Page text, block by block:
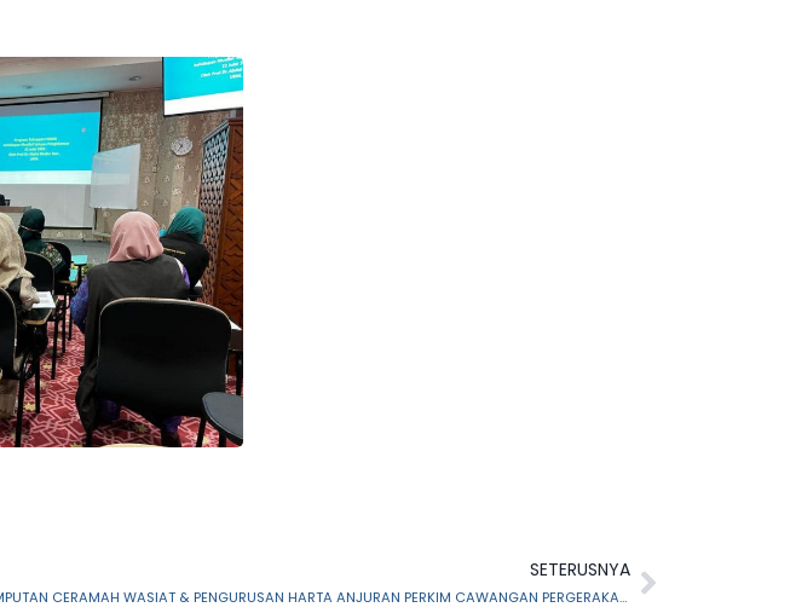
SETERUSNYA
JEMPUTAN CERAMAH WASIAT & PENGURUSAN HARTA ANJURAN PERKIM CAWANGAN PERGERAKAN BELIA WILAYAH PERSEKUTUAN